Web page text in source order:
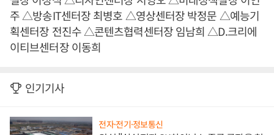
주 △방송IT센터장 최병호 △영상센터장 박정문 △예능기
획센터장 전진수 △콘텐츠협력센터장 임남희 △D.크리에
이티브센터장 이동희
인기기사
전자·전기·정보통신